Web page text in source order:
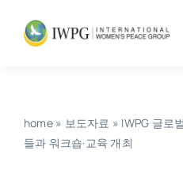
home» 보도자료 » IWPG 글로
들과 워크숍·교육 개최